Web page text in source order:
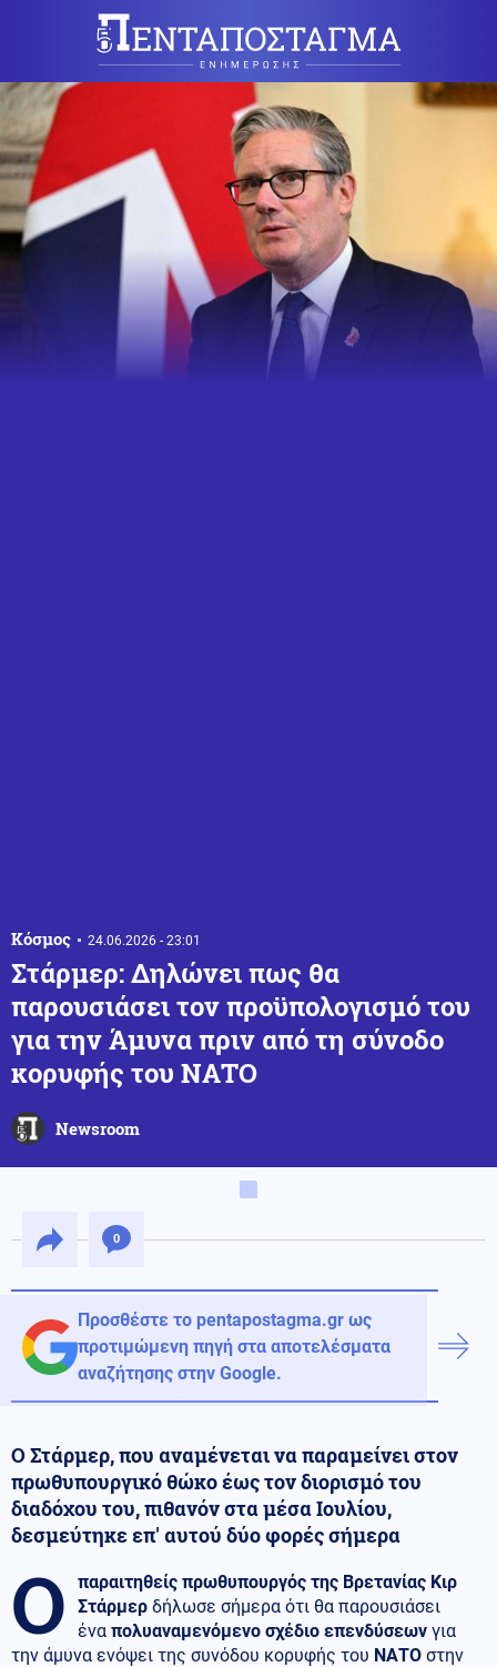
Κόσμος 24.06.2026 - 23:01
Στάρμερ: Δηλώνει πως θα
παρουσιάσει τον προϋπολογισμό του
για την Άμυνα πριν από τη σύνοδο
κορυφής του ΝΑΤΟ
Newsroom
0
Προσθέστε το pentapostagma.gr ως
προτιμώμενη πηγή στα αποτελέσματα
αναζήτησης στην Google.
Ο Στάρμερ, που αναμένεται να παραμείνει στον
πρωθυπουργικό θώκο έως τον διορισμό του
διαδόχου του, πιθανόν στα μέσα Ιουλίου,
δεσμεύτηκε επ' αυτού δύο φορές σήμερα
Ο
παραιτηθείς πρωθυπουργός της Βρετανίας Κιρ
Στάρμερ δήλωσε σήμερα ότι θα παρουσιάσει
ένα πολυαναμενόμενο σχέδιο επενδύσεων για
την άμυνα ενόψει της συνόδου κορυφής του ΝΑΤΟ στην